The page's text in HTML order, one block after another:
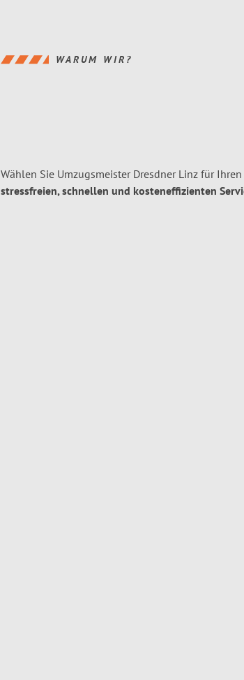
WARUM WIR?
Wählen Sie Umzugsmeister Dresdner Linz für
stressfreien, schnellen und kosteneffizienten